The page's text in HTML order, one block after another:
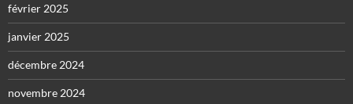
février 2025
janvier 2025
décembre 2024
novembre 2024